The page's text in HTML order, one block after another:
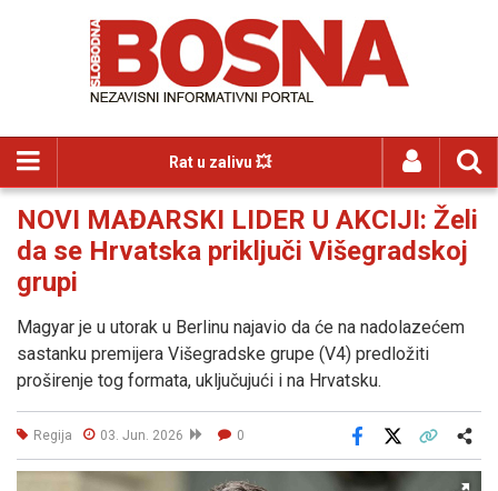
Rat u zalivu 💥
NOVI MAĐARSKI LIDER U AKCIJI: Želi
da se Hrvatska priključi Višegradskoj
grupi
Magyar je u utorak u Berlinu najavio da će na nadolazećem
sastanku premijera Višegradske grupe (V4) predložiti
proširenje tog formata, uključujući i na Hrvatsku.
Regija 03. Jun. 2026 0
Facebook